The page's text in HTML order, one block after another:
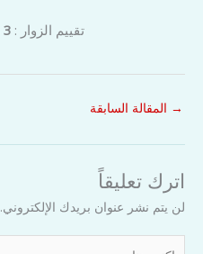
تقييم الزوار : 3
→ المقالة السابقة
اترك تعليقاً
لن يتم نشر عنوان بريدك الإلكتروني.